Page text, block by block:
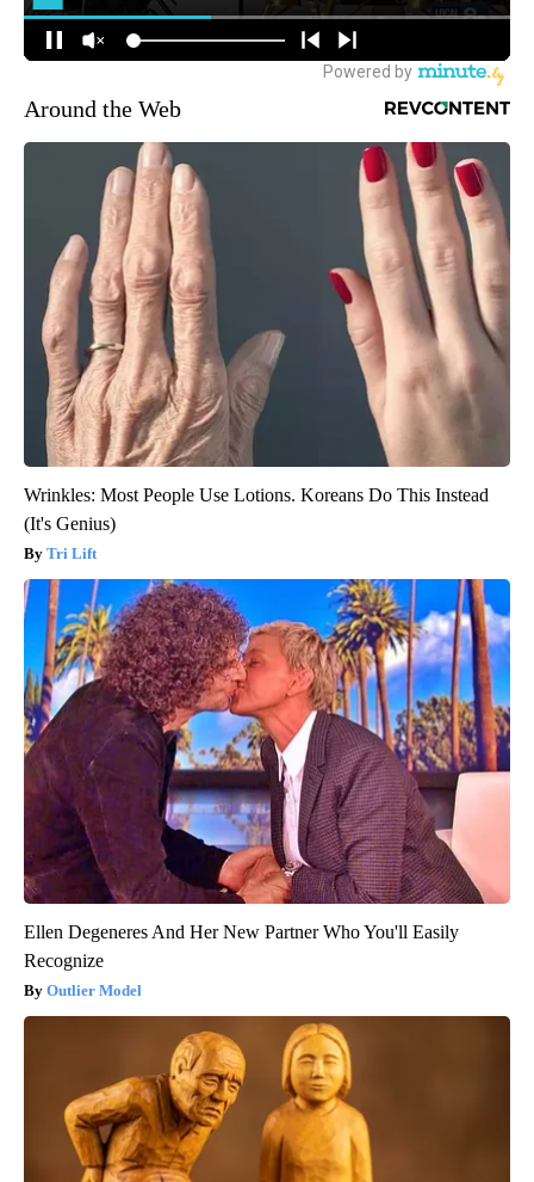
Around the Web
Wrinkles: Most People Use Lotions. Koreans Do This Instead
(It's Genius)
Tri Lift
Ellen Degeneres And Her New Partner Who You'll Easily
Recognize
Outlier Model